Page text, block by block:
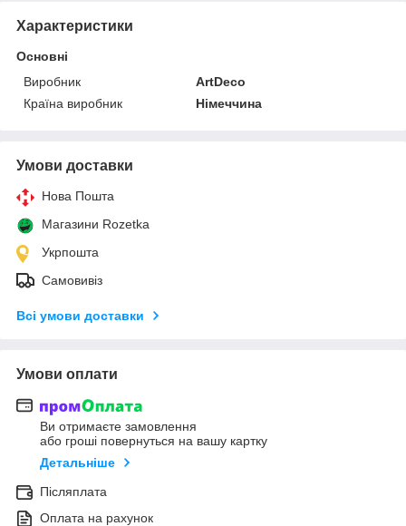
Характеристики
Основні
Виробник
ArtDeco
Країна виробник
Німеччина
Умови доставки
Нова Пошта
Магазини Rozetka
Укрпошта
Самовивіз
Всі умови доставки
Умови оплати
Ви отримаєте замовлення
або гроші повернуться на вашу картку
Детальніше
Післяплата
Оплата на рахунок